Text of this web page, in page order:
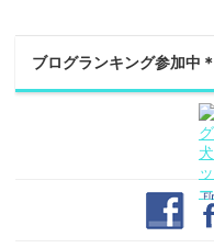
ブログランキング参加中＊